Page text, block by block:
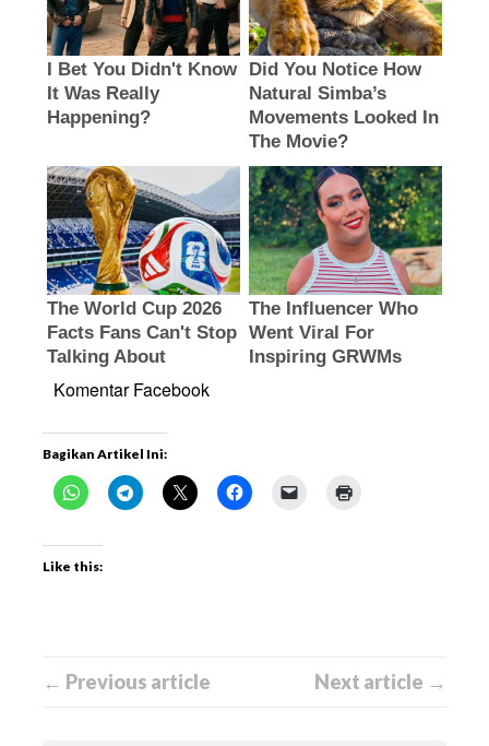
Komentar Facebook
Bagikan Artikel Ini:
Like this:
← Previous article Next article →